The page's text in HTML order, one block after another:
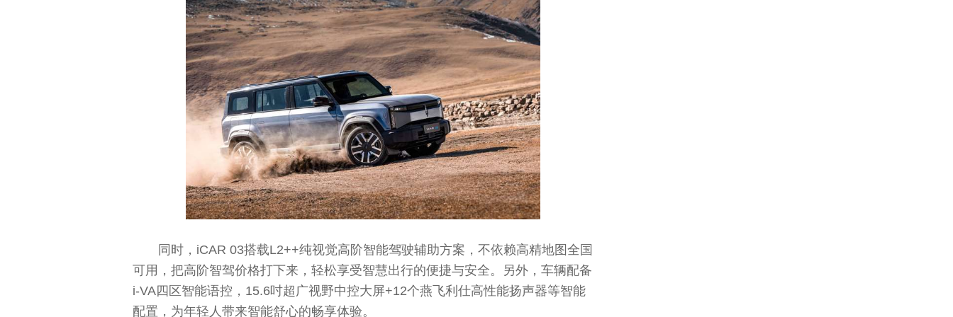
同时，iCAR 03搭载L2++纯视觉高阶智能驾驶辅助方案，不依赖高精地图全国
可用，把高阶智驾价格打下来，轻松享受智慧出行的便捷与安全。另外，车辆配备
i-VA四区智能语控，15.6吋超广视野中控大屏+12个燕飞利仕高性能扬声器等智能
配置，为年轻人带来智能舒心的畅享体验。